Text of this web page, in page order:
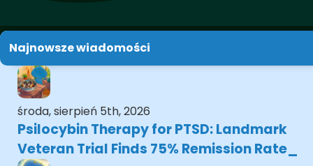
Najnowsze wiadomości
środa, sierpień 5th, 2026
Psilocybin Therapy for PTSD: Landmark
Veteran Trial Finds 75% Remission Rate